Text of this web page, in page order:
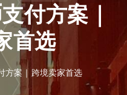
付方案｜
首选
方案｜跨境卖家首选